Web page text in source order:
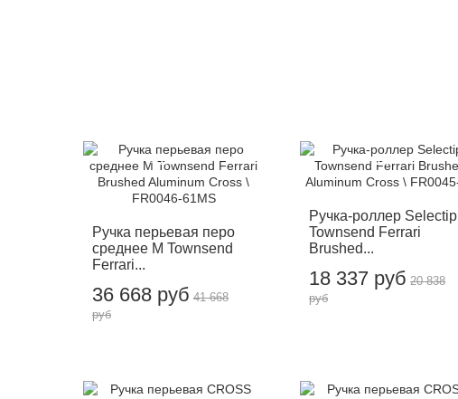
Ручка перьевая перо
среднее M Townsend
Ferrari...
36 668 руб
-12%
41 668
руб
Ручка-роллер Selectip
Townsend Ferrari
Brushed...
18 337 руб
-12%
20 838
руб